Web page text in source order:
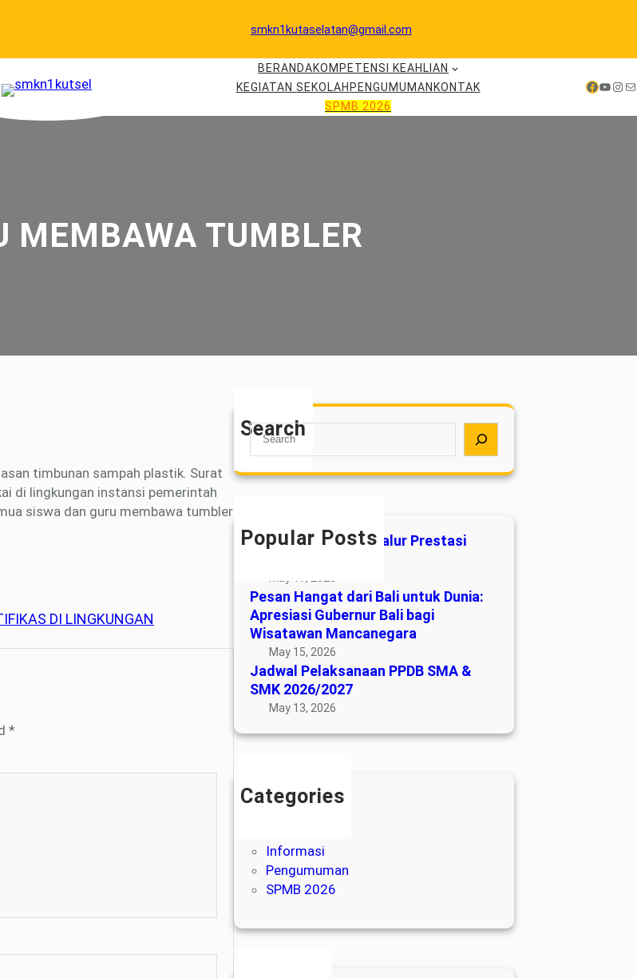
smkn1kutaselatan@gmail.com
BERANDAKOMPETENSI KEAHLIAN
KEGIATAN SEKOLAH PENGUMUMAN KONTAK
SPMB 2026
Facebook YouTube Instagram Mail
MEMBAWA TUMBLER
timbunan sampah plastik. Surat
di lingkungan instansi pemerintah
siswa dan guru membawa tumbler
DI LINGKUNGAN
*
Search
S
a
h
Popular Posts
Panduan Penilaian Jalur Prestasi
May 17, 2026
Pesan Hangat dari Bali untuk Dunia:
Apresiasi Gubernur Bali bagi
Wisatawan Mancanegara
May 15, 2026
Jadwal Pelaksanaan PPDB SMA &
SMK 2026/2027
May 13, 2026
Categories
Informasi
Pengumuman
SPMB 2026